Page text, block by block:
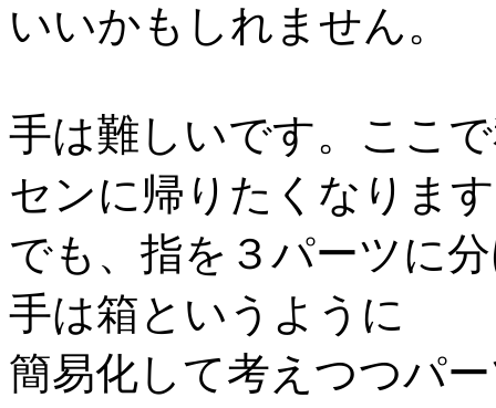
いいかもしれません。
手は難しいです。ここ
センに帰りたくなりま
でも、指を３パーツに
手は箱というように
簡易化して考えつつパ